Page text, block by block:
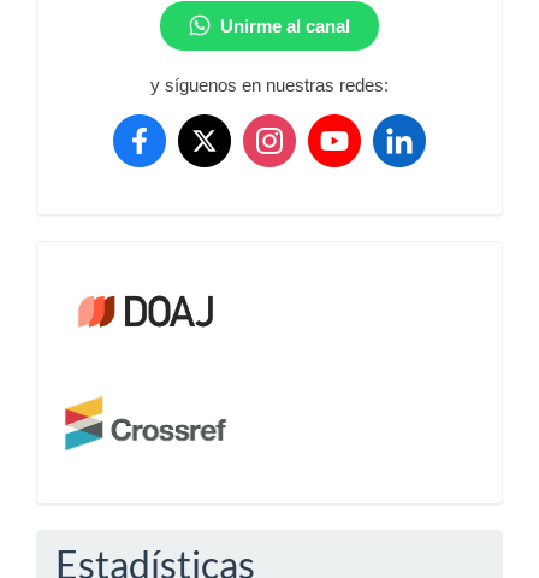
Unirme al canal
y síguenos en nuestras redes:
Estadísticas